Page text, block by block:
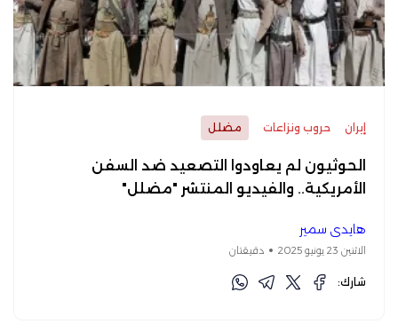
إيران حروب ونزاعات مضلل
الحوثيون لم يعاودوا التصعيد ضد السفن
الأمريكية.. والفيديو المنتشر "مضلل"
هايدي سمير
الاثنين 23 يونيو 2025 دقيقتان
شارك: